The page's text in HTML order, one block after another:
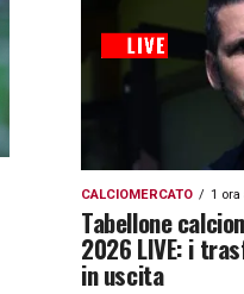
CALCIOMERCATO 1 ora
Tabellone
2026 LIVE: i
in uscita